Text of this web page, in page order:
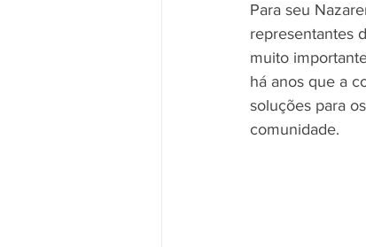
Para seu
representantes
muito
há anos que a
soluções para
comunidade.